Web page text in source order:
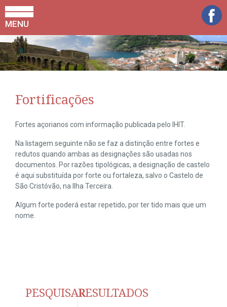
MENU
Fortificações
Fortes açorianos com informação publicada pelo IHIT.
Na listagem seguinte não se faz a distinção entre fortes e
redutos quando ambas as designações são usadas nos
documentos. Por razões tipológicas, a designação de castelo
é aqui substituída por forte ou fortaleza, salvo o Castelo de
São Cristóvão, na Ilha Terceira.
Algum forte poderá estar repetido, por ter tido mais que um
nome.
PESQUISARRESULTADOS